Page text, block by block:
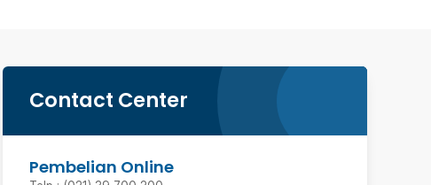
Contact Center
Pembelian Online